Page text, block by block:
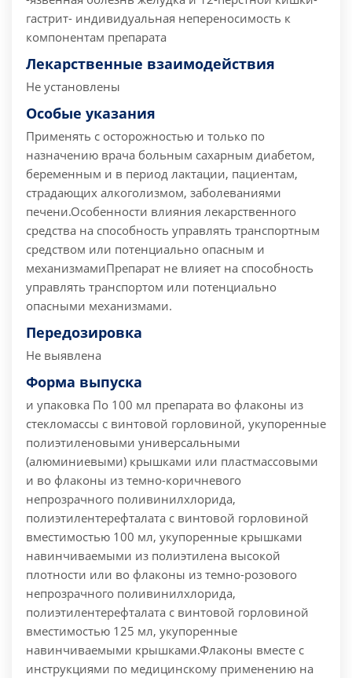
гастрит- индивидуальная непереносимость к
компонентам препарата
Лекарственные взаимодействия
Не установлены
Особые указания
Применять с осторожностью и только по
назначению врача больным сахарным диабетом,
беременным и в период лактации, пациентам,
страдающих алкоголизмом, заболеваниями
печени.Особенности влияния лекарственного
средства на способность управлять транспортным
средством или потенциально опасным и
механизмамиПрепарат не влияет на способность
управлять транспортом или потенциально
опасными механизмами.
Передозировка
Не выявлена
Форма выпуска
и упаковка По 100 мл препарата во флаконы из
стекломассы с винтовой горловиной, укупоренные
полиэтиленовыми универсальными
(алюминиевыми) крышками или пластмассовыми
и во флаконы из темно-коричневого
непрозрачного поливинилхлорида,
полиэтилентерефталата с винтовой горловиной
вместимостью 100 мл, укупоренные крышками
навинчиваемыми из полиэтилена высокой
плотности или во флаконы из темно-розового
непрозрачного поливинилхлорида,
полиэтилентерефталата с винтовой горловиной
вместимостью 125 мл, укупоренные
навинчиваемыми крышками.Флаконы вместе с
инструкциями по медицинскому применению на